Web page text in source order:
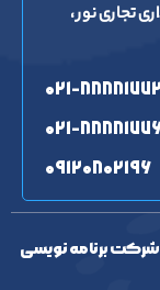
تجاری نور ،
۰۲۱-۸۸۸۸۱۷۷۲
۸۸۸۸۱۷۷۶
۰۹۱۲۰۸۰۲۱۹۶
شرکت برنامه نویسی